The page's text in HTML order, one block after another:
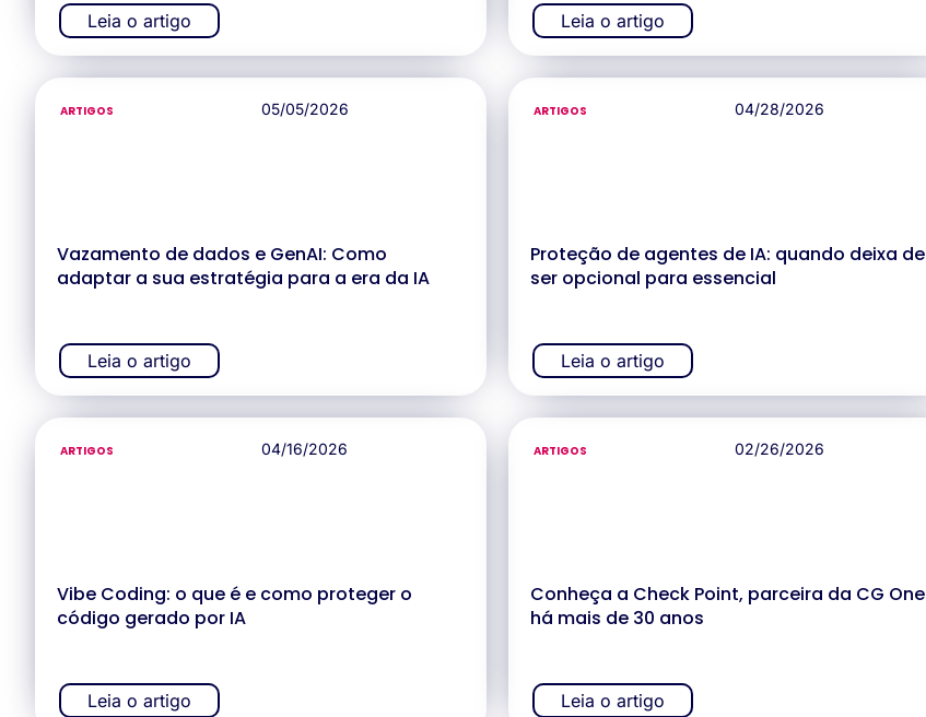
Leia o artigo Leia o artigo
ARTIGOS 05/05/2026
Vazamento de dados e GenAI: Como
adaptar a sua estratégia para a era da IA
Leia o artigo
ARTIGOS 04/28/2026
Proteção de agentes de IA: quando deixa de
ser opcional para essencial
Leia o artigo
ARTIGOS 04/16/2026
Vibe Coding: o que é e como proteger o
código gerado por IA
Leia o artigo
ARTIGOS 02/26/2026
Conheça a Check Point, parceira da CG One
há mais de 30 anos
Leia o artigo